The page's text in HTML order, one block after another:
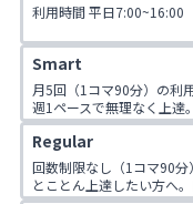
利用時間 平日7:00~16:00
Smart
月5回（1コマ90分）の利
週1ペースで無理なく上達
本プラン契約者は通常の
らにお得。
Regular
回数制限なし（1コマ90分
とことん上達したい方へ